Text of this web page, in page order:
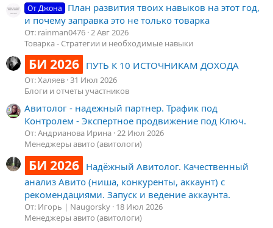
От Джона
План развития твоих навыков на этот год,
и почему заправка это не только товарка
От: rainman0476 2 Авг 2026
Товарка - Стратегии и необходимые навыки
БИ 2026 ПУТЬ К 10 ИСТОЧНИКАМ ДОХОДА
От: Халяев 31 Июл 2026
Блоги и отчеты участников
Авитолог - надежный партнер. Трафик под
Контролем - Экспертное продвижение под Ключ.
От: Андрианова Ирина 22 Июл 2026
Менеджеры авито (авитологи)
БИ 2026 Надёжный Авитолог. Качественный
анализ Авито (ниша, конкуренты, аккаунт) с
рекомендациями. Запуск и ведение аккаунта.
От: Игорь | Naugorsky 18 Июл 2026
Менеджеры авито (авитологи)